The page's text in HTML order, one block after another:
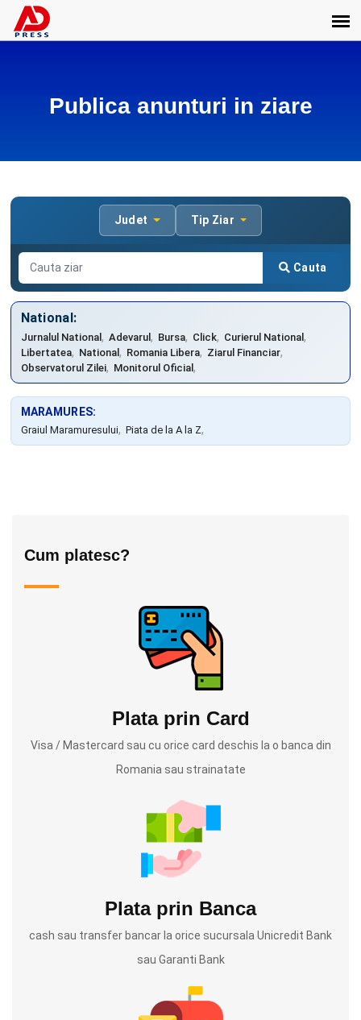
Publica anunturi in ziare
Judet Tip Ziar
Cauta
National:
Jurnalul National, Adevarul, Bursa, Click, Curierul National,
Libertatea, National, Romania Libera, Ziarul Financiar,
Observatorul Zilei, Monitorul Oficial,
MARAMURES:
Graiul Maramuresului, Piata de la A la Z,
Cum platesc?
Plata prin Card
Visa / Mastercard sau cu orice card deschis la o banca din
Romania sau strainatate
Plata prin Banca
cash sau transfer bancar la orice sucursala Unicredit Bank
sau Garanti Bank